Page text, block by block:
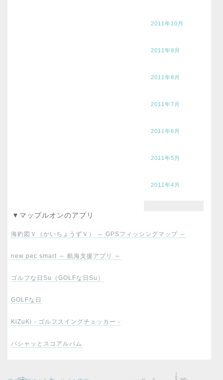
2011年10月
2011年9月
2011年8月
2011年7月
2011年6月
2011年5月
2011年4月
▼マップルオンのアプリ
海釣図Ｖ（かいちょうずＶ） ～ GPSフィッシングマップ ～
new pec smart ～ 航海支援アプリ ～
ゴルフな日Su（GOLFな日Su）
GOLFな日
KiZuKi - ゴルフスイングチェッカー -
パシャッとスコアルバム